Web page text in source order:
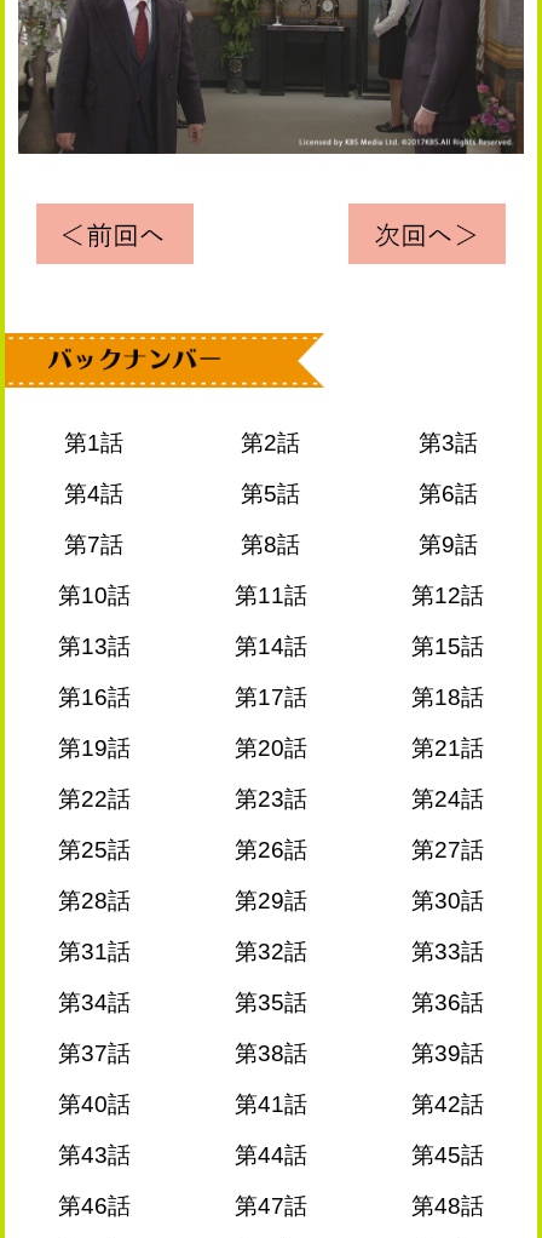
第1話 第2話
第3話
第4話
第5話
第6話
第7話
第8話
第9話
第10話
第11話
第12話
第13話
第14話
第15話
第16話
第17話
第18話
第19話
第20話
第21話
第22話
第23話
第24話
第25話
第26話
第27話
第28話
第29話
第30話
第31話
第32話
第33話
第34話
第35話
第36話
第37話
第38話
第39話
第40話
第41話
第42話
第43話
第44話
第45話
第46話
第47話
第48話